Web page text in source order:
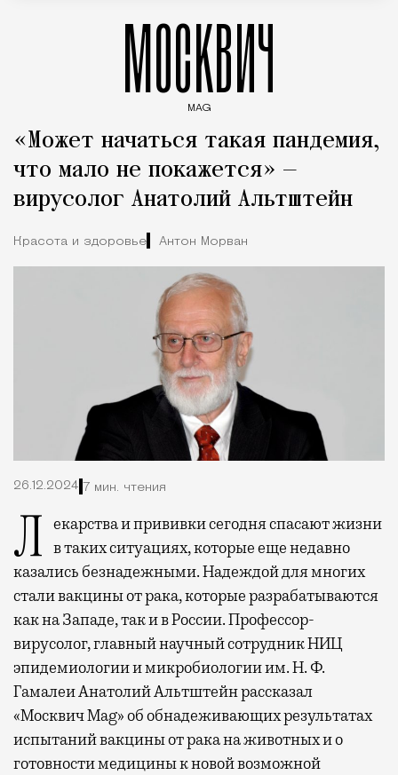
МОСКВИЧ
MAG
«Может начаться такая пандемия,
что мало не покажется» —
вирусолог Анатолий Альтштейн
Красота и здоровье Антон Морван
26.12.2024 7 мин. чтения
Лекарства и прививки сегодня спасают жизни в таких ситуациях, которые еще недавно
казались безнадежными. Надеждой для многих
стали вакцины от рака, которые разрабатываются
как на Западе, так и в России. Профессор-
вирусолог, главный научный сотрудник НИЦ
эпидемиологии и микробиологии им. Н. Ф.
Гамалеи Анатолий Альтштейн рассказал
«Москвич Mag» об обнадеживающих результатах
испытаний вакцины от рака на животных и о
готовности медицины к новой возможной